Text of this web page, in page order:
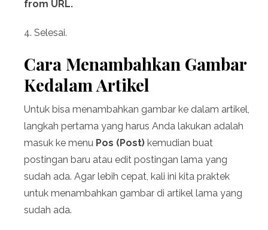
from URL.
4. Selesai.
Cara Menambahkan Gambar
Kedalam Artikel
Untuk bisa menambahkan gambar ke dalam artikel,
langkah pertama yang harus Anda lakukan adalah
masuk ke menu Pos (Post) kemudian buat
postingan baru atau edit postingan lama yang
sudah ada. Agar lebih cepat, kali ini kita praktek
untuk menambahkan gambar di artikel lama yang
sudah ada.